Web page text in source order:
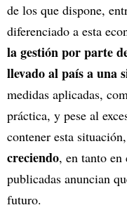
de los que dispone,
diferenciado a esta
la gestión por parte
llevado al país a una
medidas aplicadas,
práctica, y pese al
contener esta situación,
creciendo, en tanto en
publicadas anuncian
futuro.